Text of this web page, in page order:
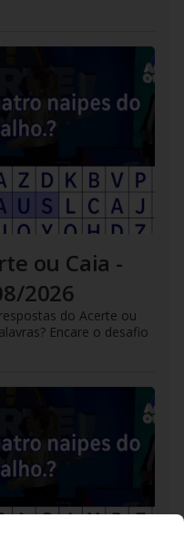
ou Caia -
2026
do Acerte ou
Encare o desafio